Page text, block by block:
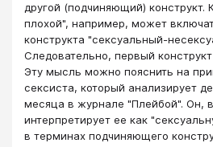
другой (подчиняющий) конструкт.
плохой", например, может
конструкта "сексуальный-
Следовательно, первый
Эту мысль можно пояснить на
сексиста, который анализирует
месяца в журнале "Плейбой". Он,
интерпретирует ее как
в терминах подчиняющего